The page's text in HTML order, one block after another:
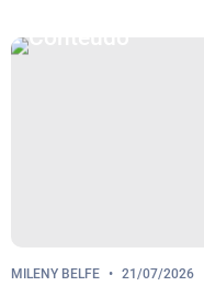
MILENY BELFE 21/07/2026